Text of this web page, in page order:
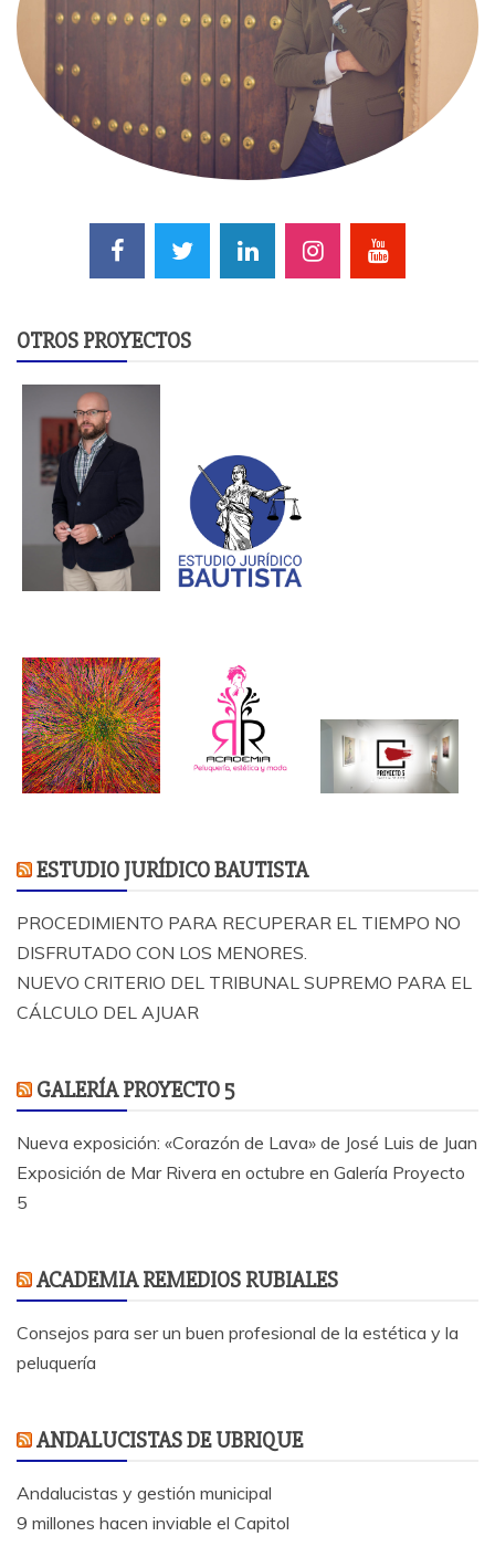
OTROS PROYECTOS
ESTUDIO JURÍDICO BAUTISTA
PROCEDIMIENTO PARA RECUPERAR EL TIEMPO NO
DISFRUTADO CON LOS MENORES.
NUEVO CRITERIO DEL TRIBUNAL SUPREMO PARA EL
CÁLCULO DEL AJUAR
GALERÍA PROYECTO 5
Nueva exposición: «Corazón de Lava» de José Luis de Juan
Exposición de Mar Rivera en octubre en Galería Proyecto
5
ACADEMIA REMEDIOS RUBIALES
Consejos para ser un buen profesional de la estética y la
peluquería
ANDALUCISTAS DE UBRIQUE
Andalucistas y gestión municipal
9 millones hacen inviable el Capitol